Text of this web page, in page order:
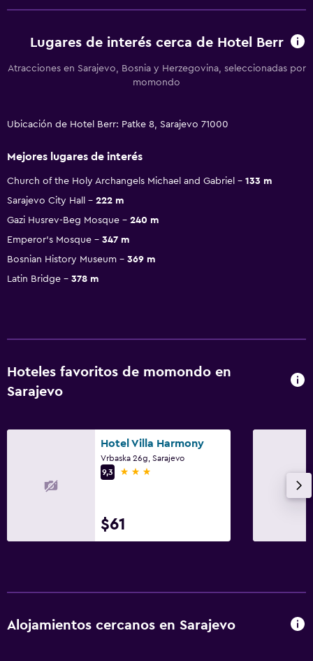
Lugares de interés cerca de Hotel Berr
Atracciones en Sarajevo, Bosnia y Herzegovina, seleccionadas por
momondo
Ubicación de Hotel Berr: Patke 8, Sarajevo 71000
Mejores lugares de interés
Church of the Holy Archangels Michael and Gabriel
133 m
Sarajevo City Hall
222 m
Gazi Husrev-Beg Mosque
240 m
Emperor's Mosque
347 m
Bosnian History Museum
369 m
Latin Bridge
378 m
Hoteles favoritos de momondo en
Sarajevo
Hotel Villa Harmony
Vrbaska 26g, Sarajevo
9,3
3 estrellas
$61
Alojamientos cercanos en Sarajevo